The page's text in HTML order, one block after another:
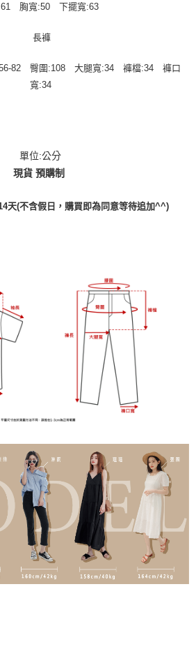
胸寬:50 下擺寬:63
長褲
82 臀圍:108 大腿寬:34 褲檔:34 褲口
寬:34
單位:公分
現貨 預購制
天(不含假日，購買即為同意等待追加^^)